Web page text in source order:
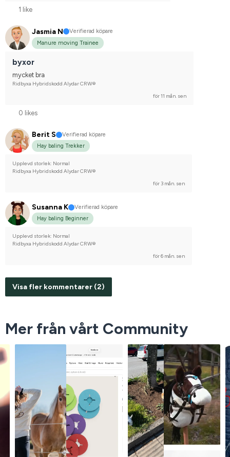
1 like
Jasmia N
Verifierad köpare
Manure moving Trainee
byxor
mycket bra
Ridbyxa Hybridskodd Alydar CRW®
för 11 mån. sen
0 likes
Berit S
Verifierad köpare
Hay baling Trekker
Upplevd storlek: Normal
Ridbyxa Hybridskodd Alydar CRW®
för 3 mån. sen
Susanna K
Verifierad köpare
Hay baling Beginner
Upplevd storlek: Normal
Ridbyxa Hybridskodd Alydar CRW®
för 6 mån. sen
Visa fler kommentarer (2)
Mer från vårt Community